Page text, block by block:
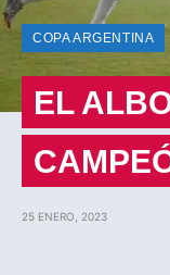
COPA ARGENTINA
EL
25 ENERO, 2023